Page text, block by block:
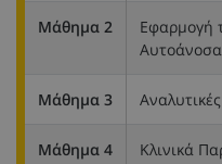
Μάθημα 2
Εφαρμογή
Μάθημα 3
Μάθημα 4 Κλινικά